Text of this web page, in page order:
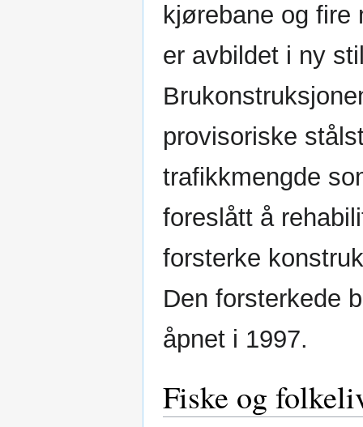
kjørebane og fire
er avbildet i ny
provisoriske
trafikkmengde
foreslått å
forsterke
Den forsterkede
åpnet i 1997.
Fiske og